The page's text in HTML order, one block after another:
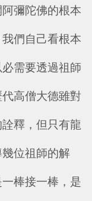
彌陀佛的根本
們自己看根本
需要透過祖師
高僧大德雖對
釋，但只有龍
位祖師的解
棒接一棒，是